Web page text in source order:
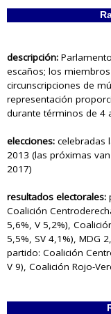
descripción:
escaños; los
circunscripciones de
representación
durante términos de 4
elecciones: celebradas
2013 (las próximas
2017)
resultados electorales:
Coalición
5,6%, V 5,2%),
5,5%, SV 4,1%), MDG
partido: Coalición
V 9), Coalición Rojo-